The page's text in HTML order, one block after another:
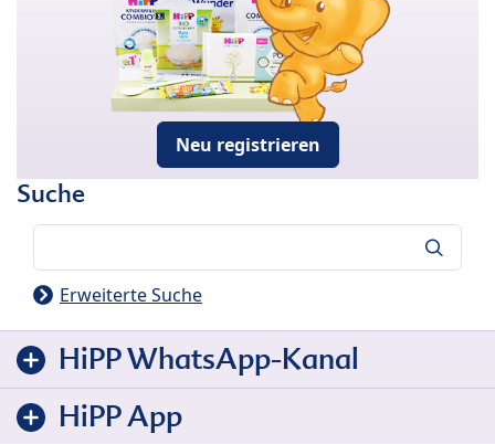
Neu registrieren
Suche
Erweiterte Suche
HiPP WhatsApp-Kanal
HiPP App